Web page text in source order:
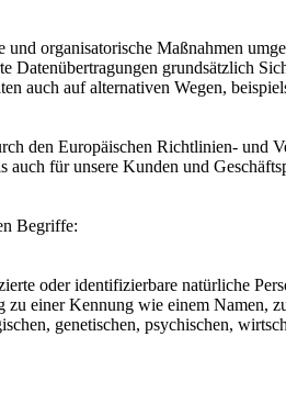
organisatorische Maßnahmen
Datenübertragungen grundsätzlich
auch auf alternativen Wegen,
den Europäischen Richtlinien- und
für unsere Kunden und
Begriffe:
oder identifizierbare natürliche
einer Kennung wie einem
genetischen, psychischen,